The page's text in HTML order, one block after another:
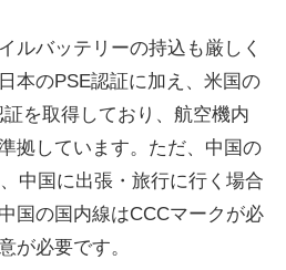
ルバッテリーの持込も厳しく
本のPSE認証に加え、米国の
を取得しており、航空機内
拠しています。ただ、中国の
中国に出張・旅行に行く場合
国の国内線はCCCマークが必
が必要です。